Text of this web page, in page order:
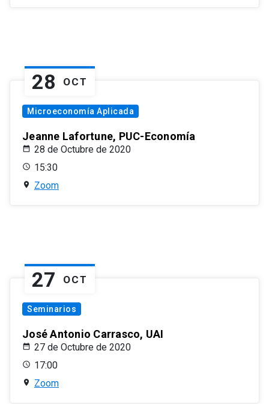
28 OCT
Microeconomía Aplicada
Jeanne Lafortune, PUC-Economía
28 de Octubre de 2020
15:30
Zoom
27 OCT
Seminarios
José Antonio Carrasco, UAI
27 de Octubre de 2020
17:00
Zoom